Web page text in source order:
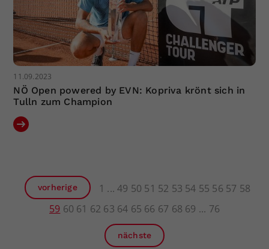
11.09.2023
NÖ Open powered by EVN: Kopriva krönt sich in
Tulln zum Champion
vorherige 1 49 50 51 52 53 54 55 56 57 58
59 60 61 62 63 64 65 66 67 68 69 76
nächste